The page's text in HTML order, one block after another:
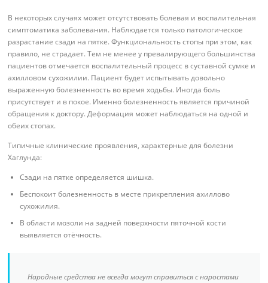
В некоторых случаях может отсутствовать болевая и воспалительная
симптоматика заболевания. Наблюдается только патологическое
разрастание сзади на пятке. Функциональность стопы при этом, как
правило, не страдает. Тем не менее у превалирующего большинства
пациентов отмечается воспалительный процесс в суставной сумке и
ахилловом сухожилии. Пациент будет испытывать довольно
выраженную болезненность во время ходьбы. Иногда боль
присутствует и в покое. Именно болезненность является причиной
обращения к доктору. Деформация может наблюдаться на одной и
обеих стопах.
Типичные клинические проявления, характерные для болезни
Хаглунда:
Сзади на пятке определяется шишка.
Беспокоит болезненность в месте прикрепления ахиллово
сухожилия.
В области мозоли на задней поверхности пяточной кости
выявляется отёчность.
Народные средства не всегда могут справиться с наростами